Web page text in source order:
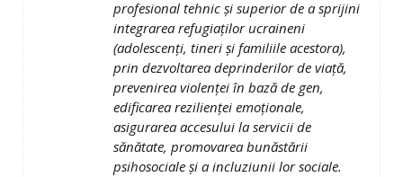
profesional tehnic și superior de a sprijini
integrarea refugiaților ucraineni
(adolescenți, tineri și familiile acestora),
prin dezvoltarea deprinderilor de viață,
prevenirea violenței în bază de gen,
edificarea rezilienței emoționale,
asigurarea accesului la servicii de
sănătate, promovarea bunăstării
psihosociale și a incluziunii lor sociale.